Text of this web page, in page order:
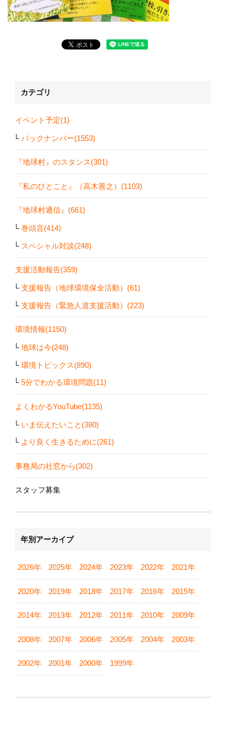
カテゴリ
イベント予定(1)
バックナンバー(1553)
『地球村』のスタンス(301)
『私のひとこと』（高木善之）(1103)
『地球村通信』(661)
巻頭言(414)
スペシャル対談(248)
支援活動報告(359)
支援報告（地球環境保全活動）(61)
支援報告（緊急人道支援活動）(223)
環境情報(1150)
地球は今(248)
環境トピックス(890)
5分でわかる環境問題(11)
よくわかるYouTube(1135)
いま伝えたいこと(380)
より良く生きるために(261)
事務局の社窓から(302)
スタッフ募集
年別アーカイブ
2026年 2025年 2024年 2023年 2022年 2021年
2020年 2019年 2018年 2017年 2016年 2015年
2014年 2013年 2012年 2011年 2010年 2009年
2008年 2007年 2006年 2005年 2004年 2003年
2002年 2001年 2000年 1999年